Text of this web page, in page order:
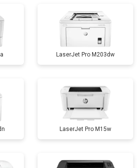
LaserJet Pro M203dw
LaserJet Pro M15w